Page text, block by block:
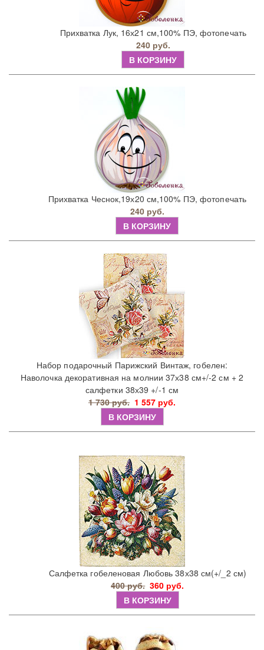
Прихватка Лук, 16х21 см,100% ПЭ, фотопечать
240 руб.
В КОРЗИНУ
Прихватка Чеснок,19х20 см,100% ПЭ, фотопечать
240 руб.
В КОРЗИНУ
Набор подарочный Парижский Винтаж, гобелен:
Наволочка декоративная на молнии 37х38 см+/-2 см + 2
салфетки 38х39 +/-1 см
1 730 руб. 1 557 руб.
В КОРЗИНУ
Салфетка гобеленовая Любовь 38х38 см(+/_2 см)
400 руб. 360 руб.
В КОРЗИНУ